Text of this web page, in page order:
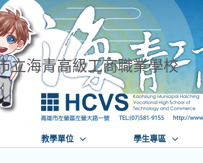
立海青高級工商職業學校
教學單位 學生專區